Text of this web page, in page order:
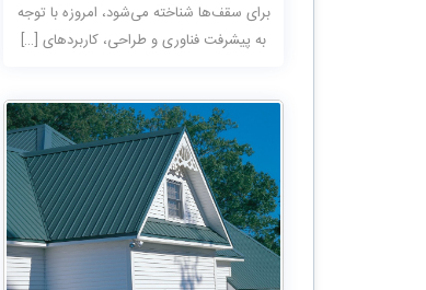
برای سقف‌ها شناخته می‌شود، امروزه با توجه
به پیشرفت فناوری و طراحی، کاربردهای […]